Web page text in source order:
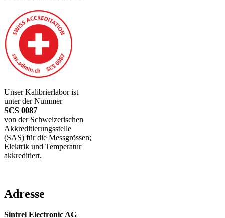
Unser Kalibrierlabor ist
unter der Nummer
SCS 0087
von der Schweizerischen
Akkreditierungsstelle
(SAS) für die Messgrössen;
Elektrik und Temperatur
akkreditiert.
Adresse
Sintrel Electronic AG